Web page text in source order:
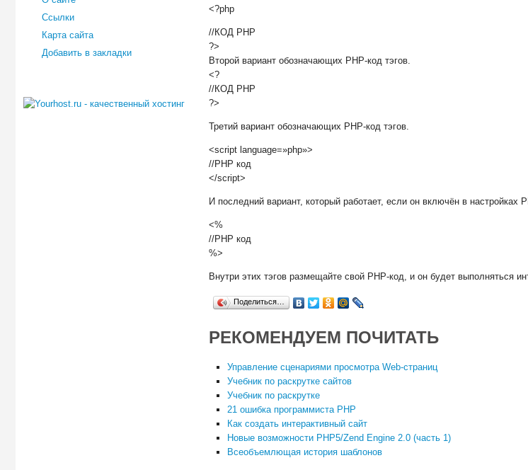
<?php
//КОД PHP
?>
Второй вариант обозначающих PHP-код тэгов.
<?
//КОД PHP
?>
Третий вариант обозначающих PHP-код тэгов.
<script language=»php»>
//PHP код
</script>
И последний вариант, который работает, если он включён в настройках
<%
//PHP код
%>
Внутри этих тэгов размещайте свой PHP-код, и он будет выполняться
Поделиться…
РЕКОМЕНДУЕМ ПОЧИТАТЬ
Управление сценариями просмотра Web-страниц
Учебник по раскрутке сайтов
Учебник по раскрутке
21 ошибка программиста PHP
Как создать интерактивный сайт
Новые возможности PHP5/Zend Engine 2.0 (часть 1)
Всеобъемлющая история шаблонов
Ссылки
Карта сайта
Добавить в закладки